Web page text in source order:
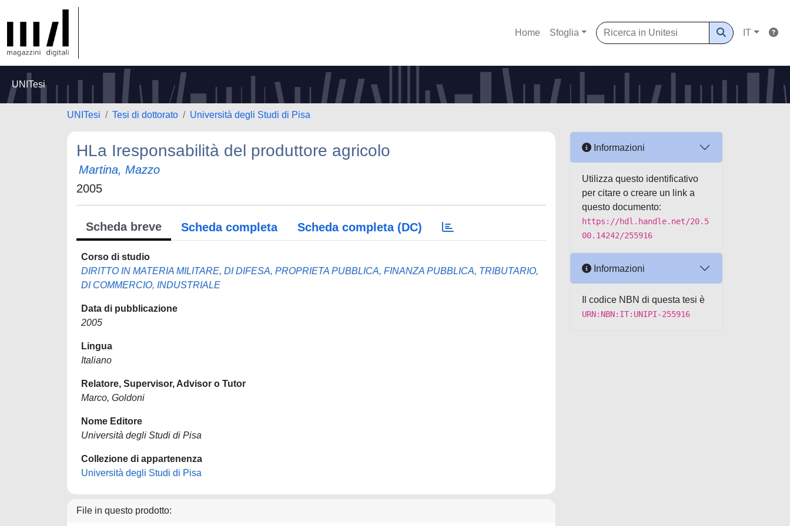
Home Sfoglia IT
UNITesi
UNITesi Tesi di dottorato Università degli Studi di Pisa
HLa Iresponsabilità del produttore agricolo
Martina, Mazzo
2005
Scheda breve Scheda completa Scheda completa (DC)
Corso di studio
DIRITTO IN MATERIA MILITARE, DI DIFESA, PROPRIETA PUBBLICA, FINANZA PUBBLICA, TRIBUTARIO,
DI COMMERCIO, INDUSTRIALE
Data di pubblicazione
2005
Lingua
Italiano
Relatore, Supervisor, Advisor o Tutor
Marco, Goldoni
Nome Editore
Università degli Studi di Pisa
Collezione di appartenenza
Università degli Studi di Pisa
File in questo prodotto:
Informazioni
Utilizza questo identificativo
per citare o creare un link a
questo documento:
https://hdl.handle.net/20.5
00.14242/255916
Informazioni
Il codice NBN di questa tesi è
URN:NBN:IT:UNIPI-255916